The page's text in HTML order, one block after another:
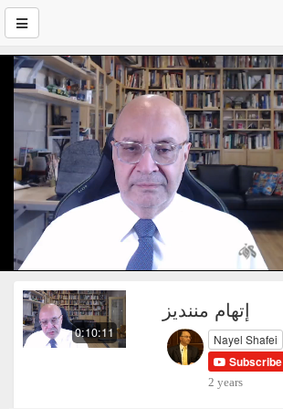
0:10:11
إتهام مننديز
Nayel Shafei
Subscribe
2 years